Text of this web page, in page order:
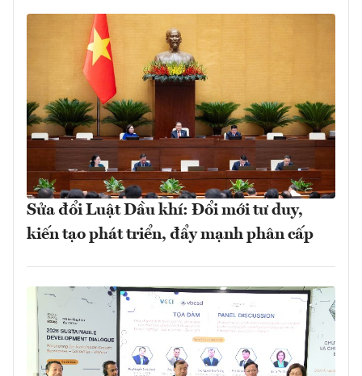
Sửa đổi Luật Dầu khí: Đổi mới tư duy,
kiến tạo phát triển, đẩy mạnh phân cấp